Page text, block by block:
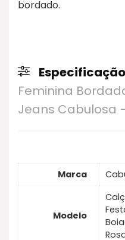
bordado.
Feminina
Jeans Cabulosa
Marca
Modelo